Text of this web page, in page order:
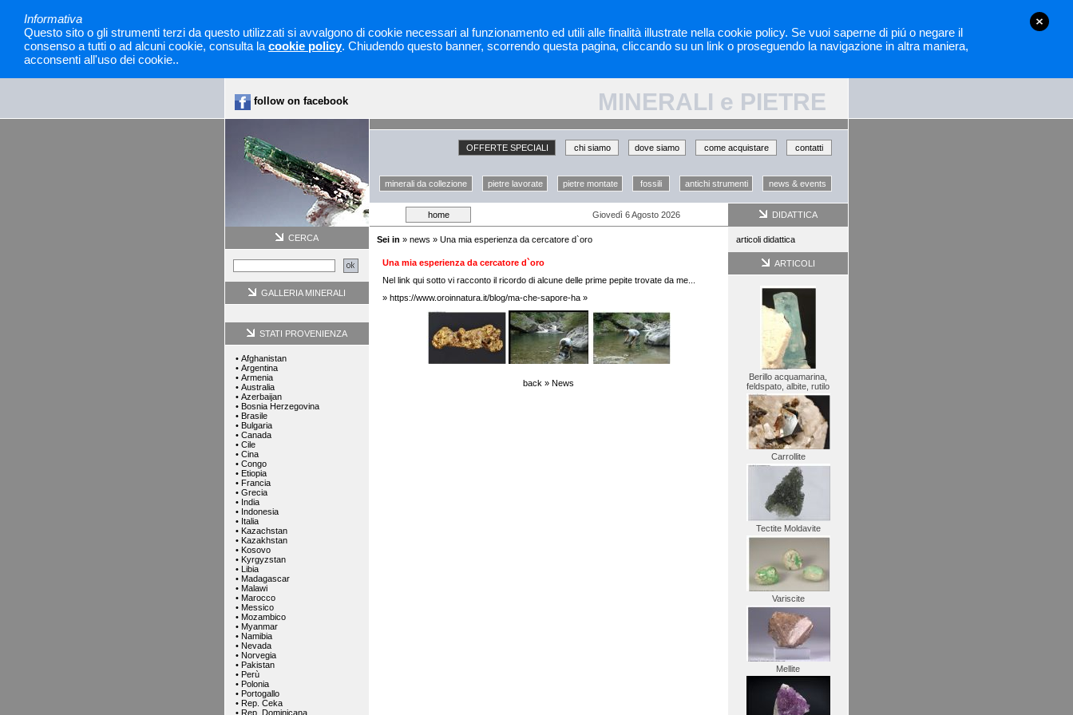
Informativa
Questo sito o gli strumenti terzi da questo utilizzati si avvalgono di cookie necessari al funzionamento ed utili alle finalità illustrate nella cookie policy. Se vuoi saperne di piú o negare il
consenso a tutti o ad alcuni cookie, consulta la cookie policy. Chiudendo questo banner, scorrendo questa pagina, cliccando su un link o proseguendo la navigazione in altra maniera,
acconsenti all'uso dei cookie..
follow on facebook MINERALI e PIETRE
OFFERTE SPECIALI chi siamo dove siamo come acquistare contatti
minerali da collezione pietre lavorate pietre montate fossili antichi strumenti news & events
home Giovedì 6 Agosto 2026 DIDATTICA
CERCA
GALLERIA MINERALI
STATI PROVENIENZA
• Afghanistan
• Argentina
• Armenia
• Australia
• Azerbaijan
• Bosnia Herzegovina
• Brasile
• Bulgaria
• Canada
• Cile
• Cina
• Congo
• Etiopia
• Francia
• Grecia
• India
• Indonesia
• Italia
• Kazachstan
• Kazakhstan
• Kosovo
• Kyrgyzstan
• Libia
• Madagascar
• Malawi
• Marocco
• Messico
• Mozambico
• Myanmar
• Namibia
• Nevada
• Norvegia
• Pakistan
• Perù
• Polonia
• Portogallo
• Rep. Ceka
• Rep. Dominicana
Sei in » news » Una mia esperienza da cercatore d`oro
Una mia esperienza da cercatore d`oro
Nel link qui sotto vi racconto il ricordo di alcune delle prime pepite trovate da me...
» https://www.oroinnatura.it/blog/ma-che-sapore-ha»
back » News
articoli didattica
ARTICOLI
Berillo acquamarina,
feldspato, albite, rutilo
Carrollite
Tectite Moldavite
Variscite
Mellite